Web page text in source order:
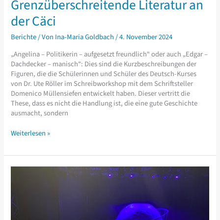
Grenzüberschreitende Literatur an
der Cäci
Berichte/ Von Ina-Maria Goldbach/4. November 2024
„Angelina – Politikerin – aufgesetzt freundlich“ oder auch „Edgar –
Dachdecker – manisch“: Dies sind die Kurzbeschreibungen der
Figuren, die die Schülerinnen und Schüler des Deutsch-Kurses
von Dr. Ute Röller im Schreibworkshop mit dem Schriftsteller
Domenico Müllensiefen entwickelt haben. Dieser vertritt die
These, dass es nicht die Handlung ist, die eine gute Geschichte
ausmacht, sondern
Grenzüberschreitende
an
Weiterlesen »